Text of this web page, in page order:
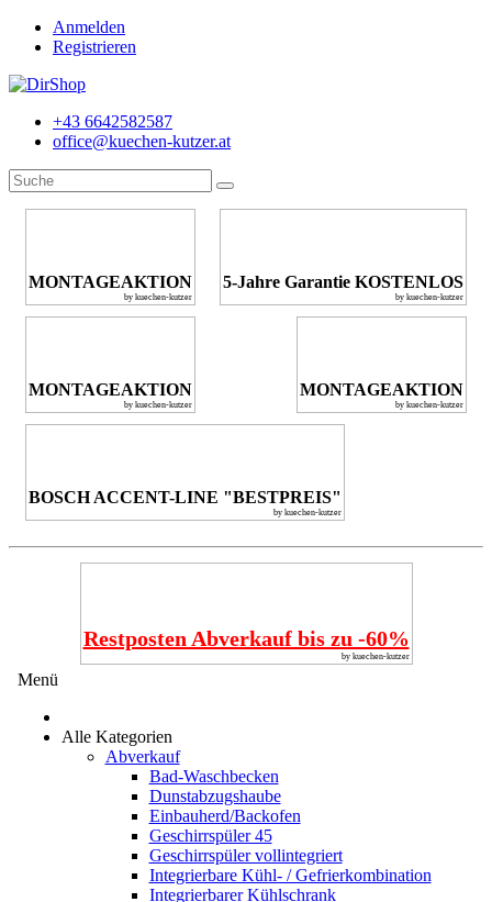
Anmelden
Registrieren
+43 6642582587
office@kuechen-kutzer.at
MONTAGEAKTION
by kuechen-kutzer
5-Jahre Garantie KOSTENLOS
by kuechen-kutzer
MONTAGEAKTION
by kuechen-kutzer
MONTAGEAKTION
by kuechen-kutzer
BOSCH ACCENT-LINE "BESTPREIS"
by kuechen-kutzer
Restposten Abverkauf bis zu -60%
by kuechen-kutzer
Menü
Alle Kategorien
Abverkauf
Bad-Waschbecken
Dunstabzugshaube
Einbauherd/Backofen
Geschirrspüler 45
Geschirrspüler vollintegriert
Integrierbare Kühl- / Gefrierkombination
Integrierbarer Kühlschrank